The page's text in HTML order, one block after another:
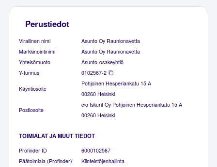
Perustiedot
Virallinen nimi
Asunto Oy Raunionavetta
Markkinointinimi
Asunto Oy Raunionavetta
Yhteisömuoto
Asunto-osakeyhtiö
Y-tunnus
0102567-2
Käyntiosoite
Pohjoinen Hesperiankatu 15 A
00260 Helsinki
Postiosoite
c/o Iskurit Oy Pohjoinen Hesperiankatu 15 A
00260 Helsinki
TOIMIALAT JA MUUT TIEDOT
Profinder ID
6000102567
Päätoimiala (Profinder)
Kiinteistöjenhallinta